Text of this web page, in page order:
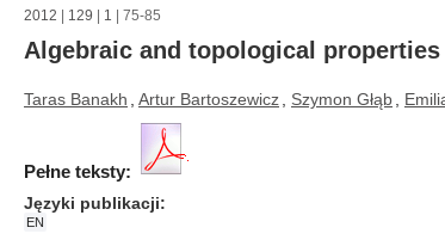
2012 129 1 | 75-85
Algebraic and topological properties
Taras Banakh Artur Bartoszewicz Szymon Głąb
Pełne teksty:
Języki publikacji
EN